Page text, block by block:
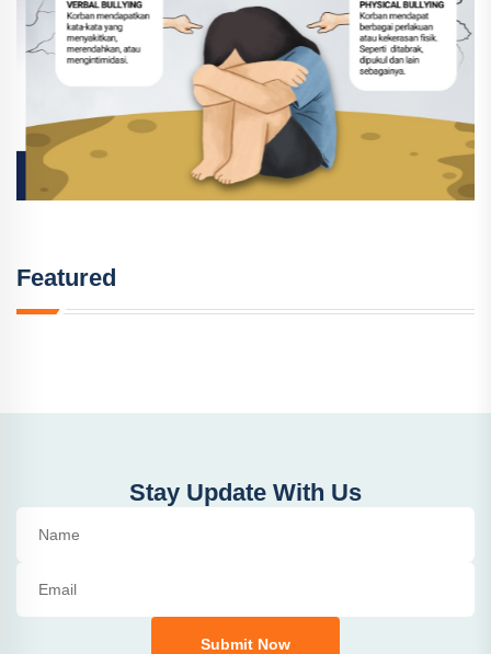
Featured
Stay Update With Us
Submit Now